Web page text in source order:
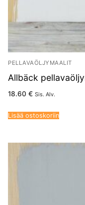
PELLAVAÖLJYMAALIT
Allbäck
18.60 € Sis. Alv.
Lisää ostoskoriin